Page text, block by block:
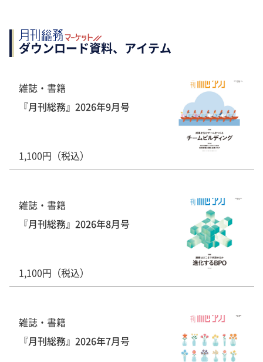
ダウンロード資料、アイテム
雑誌・書籍
『月刊総務』2026年9月号
1,100円（税込）
雑誌・書籍
『月刊総務』2026年8月号
1,100円（税込）
雑誌・書籍
『月刊総務』2026年7月号